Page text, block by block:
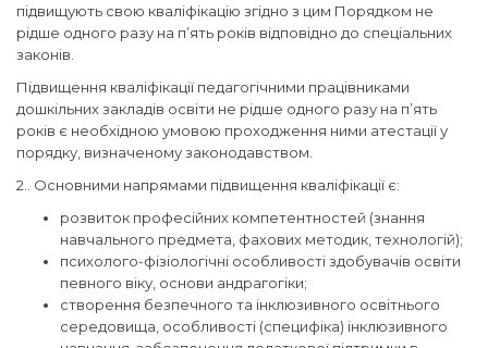
підвищують свою кваліфікацію згідно з цим Порядком не
рідше одного разу на п’ять років відповідно до спеціальних
законів.
Підвищення кваліфікації педагогічними працівниками
дошкільних закладів освіти не рідше одного разу на п’ять
років є необхідною умовою проходження ними атестації у
порядку, визначеному законодавством.
2.. Основними напрямами підвищення кваліфікації є:
розвиток професійних компетентностей (знання
навчального предмета, фахових методик, технологій);
психолого-фізіологічні особливості здобувачів освіти
певного віку, основи андрагогіки;
створення безпечного та інклюзивного освітнього
середовища, особливості (специфіка) інклюзивного